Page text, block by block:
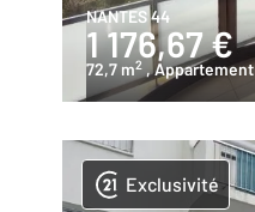
NANTES 44
1 176,67 €
72,7 m2 , Appartement
Exclusivité